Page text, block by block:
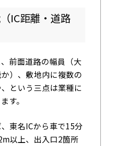
IC距離・道路
前面道路の幅員（大
）、敷地内に複数の
という三点は業種に
す。
東名ICから車で15分
以上、出入口2箇所